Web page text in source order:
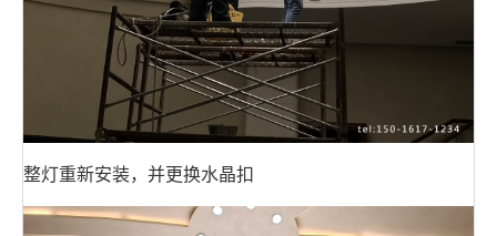
整灯重新安装，并更换水晶扣